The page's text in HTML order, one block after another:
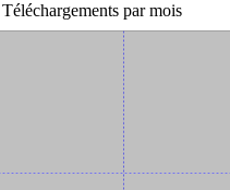
Téléchargements par mois